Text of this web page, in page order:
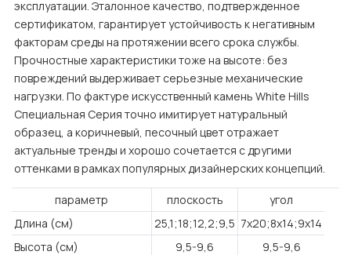
эксплуатации. Эталонное качество, подтвержденное
сертификатом, гарантирует устойчивость к негативным
факторам среды на протяжении всего срока службы.
Прочностные характеристики тоже на высоте: без
повреждений выдерживает серьезные механические
нагрузки. По фактуре искусственный камень White Hills
Специальная Серия точно имитирует натуральный
образец, а коричневый, песочный цвет отражает
актуальные тренды и хорошо сочетается с другими
оттенками в рамках популярных дизайнерских концепций.
параметр плоскость
угол
Длина (см)
25,1;18;12,2;9,5 7x20;8x14;9x14
Высота (см)
9,5-9,6
9,5-9,6